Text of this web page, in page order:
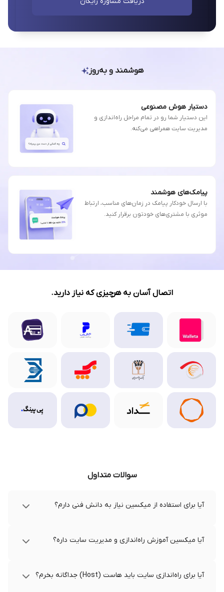
هوشمند و به‌روز
دستیار هوش مصنوعی
این دستیار شما رو در تمام مراحل راه‌اندازی و
مدیریت سایت همراهی می‌کنه.
پیامک‌های هوشمند
با ارسال خودکار پیامک در زمان‌های مناسب، ارتباط
موثری با مشتری‌های خودتون برقرار کنید.
اتصال آسان به هرچیزی که نیاز دارید.
سوالات متداول
آیا برای استفاده از میکسین نیاز به دانش فنی دارم؟
آیا میکسین آموزش راه‌اندازی و مدیریت سایت داره؟
آیا برای راه‌اندازی سایت باید هاست (Host) جداگانه بخرم؟